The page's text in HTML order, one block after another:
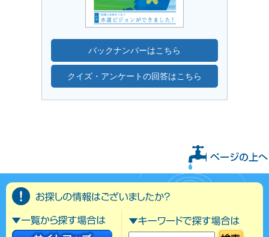
バックナンバーはこちら
クイズ・アンケートの回答はこちら